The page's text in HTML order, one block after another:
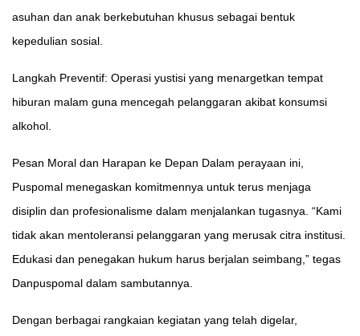
asuhan dan anak berkebutuhan khusus sebagai bentuk
kepedulian sosial.
Langkah Preventif: Operasi yustisi yang menargetkan tempat
hiburan malam guna mencegah pelanggaran akibat konsumsi
alkohol.
Pesan Moral dan Harapan ke Depan Dalam perayaan ini,
Puspomal menegaskan komitmennya untuk terus menjaga
disiplin dan profesionalisme dalam menjalankan tugasnya. “Kami
tidak akan mentoleransi pelanggaran yang merusak citra institusi.
Edukasi dan penegakan hukum harus berjalan seimbang,” tegas
Danpuspomal dalam sambutannya.
Dengan berbagai rangkaian kegiatan yang telah digelar,